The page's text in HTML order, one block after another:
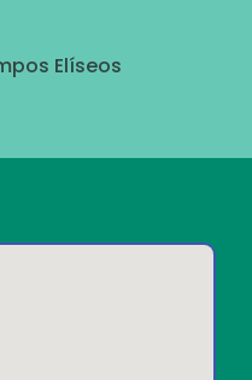
Elíseos